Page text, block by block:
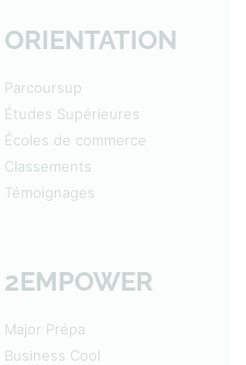
ORIENTATION
Parcoursup
Études Supérieures
Écoles de commerce
Classements
Témoignages
2EMPOWER
Major Prépa
Business Cool